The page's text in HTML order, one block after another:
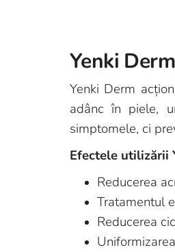
Yenki
Yenki Derm
adânc în piele,
simptomele, ci
Efectele utilizării
Reducerea
Tratamentul
Reducerea